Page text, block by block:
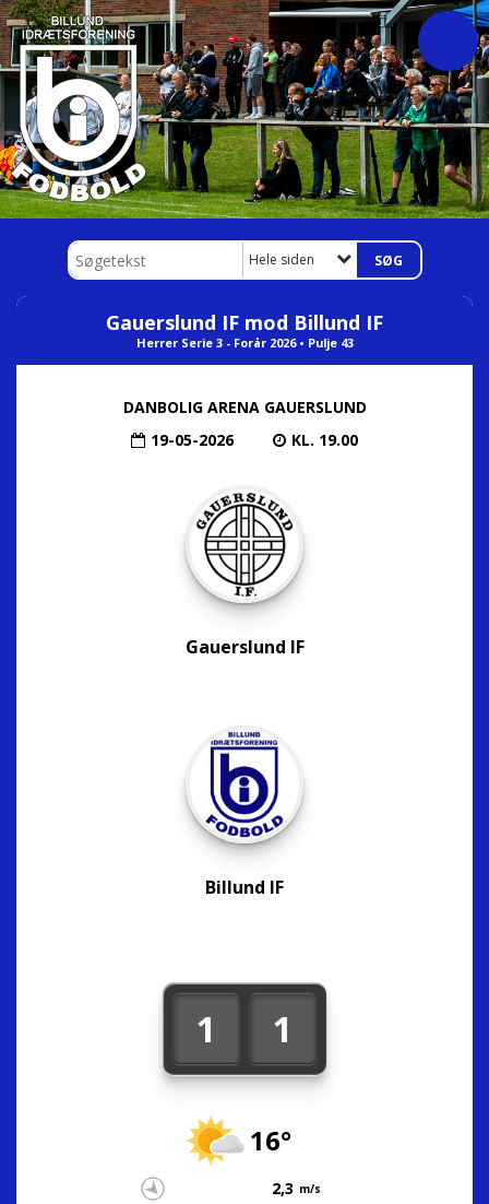
Hele siden
Gauerslund IF mod Billund IF
Herrer Serie 3 - Forår 2026 • Pulje 43
DANBOLIG ARENA GAUERSLUND
19-05-2026
KL. 19.00
Gauerslund IF
1 1
16°
2,3 m/s
Billund IF